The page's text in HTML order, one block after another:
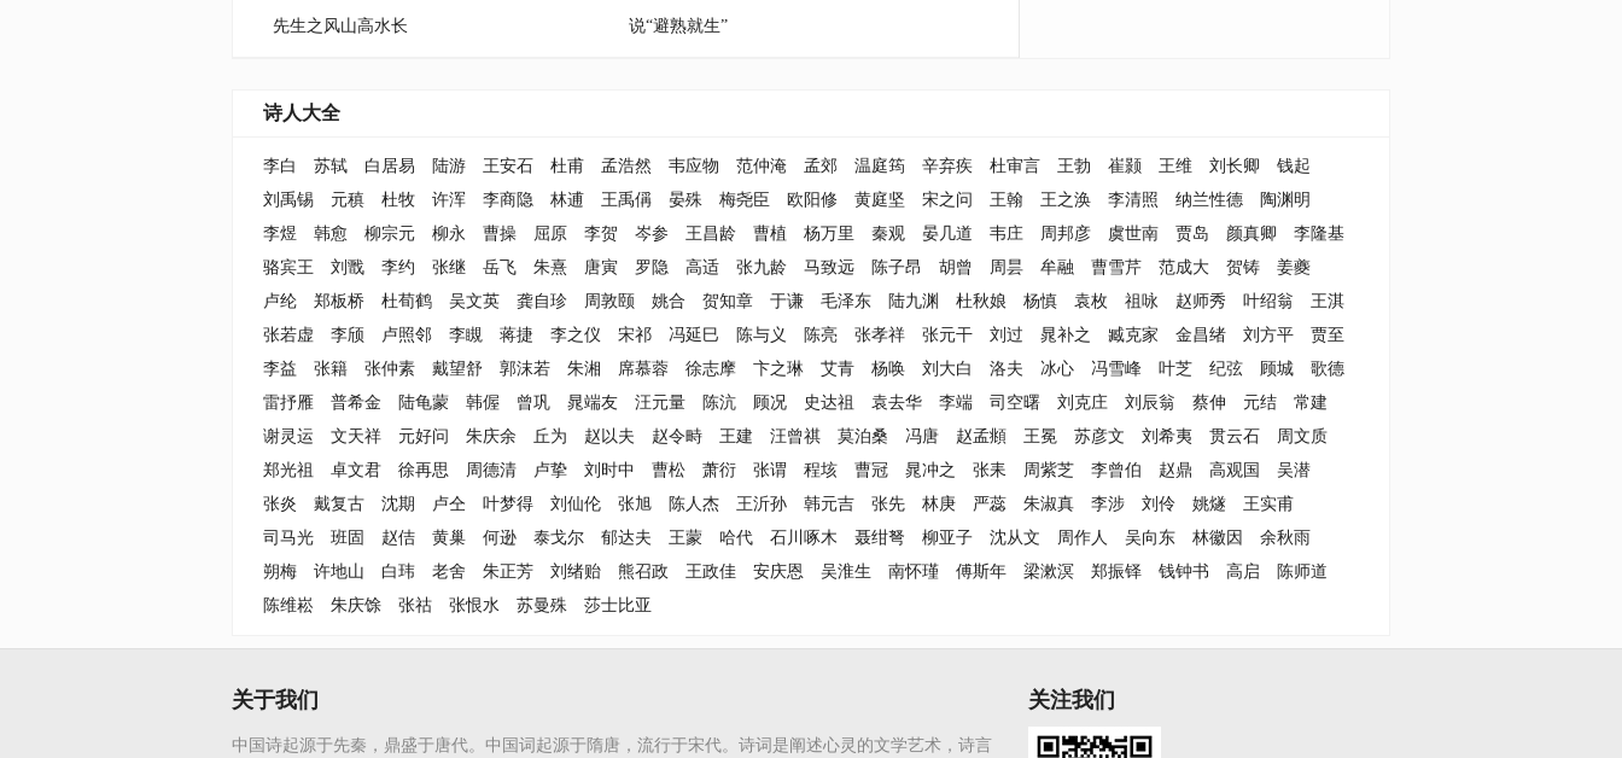
先生之风山高水长
说“避熟就生”
诗人大全
李白 苏轼 白居易 陆游 王安石 杜甫 孟浩然 韦应物 范仲淹 孟郊 温庭筠 辛弃疾 杜审言 王勃 崔颢 王维 刘长卿
钱起
刘禹锡
元稹 杜牧 许浑 李商隐 林逋 王禹偁 晏殊 梅尧臣 欧阳修 黄庭坚 宋之问 王翰 王之涣 李清照 纳兰性德
陶渊明
李煜
韩愈 柳宗元 柳永 曹操 屈原 李贺 岑参 王昌龄 曹植 杨万里 秦观 晏几道 韦庄 周邦彦 虞世南 贾岛 颜真卿
李隆基
骆宾王
刘戬 李约 张继 岳飞 朱熹 唐寅 罗隐 高适 张九龄 马致远 陈子昂 胡曾 周昙 牟融 曹雪芹 范成大 贺铸
姜夔
卢纶
郑板桥 杜荀鹤 吴文英 龚自珍 周敦颐 姚合 贺知章 于谦 毛泽东 陆九渊 杜秋娘 杨慎 袁枚 祖咏 赵师秀 叶绍翁
王淇
张若虚
李颀 卢照邻 李瞡 蒋捷 李之仪 宋祁 冯延巳 陈与义 陈亮 张孝祥 张元干 刘过 晁补之 臧克家 金昌绪 刘方平
贾至
李益
张籍 张仲素 戴望舒 郭沫若 朱湘 席慕蓉 徐志摩 卞之琳 艾青 杨唤 刘大白 洛夫 冰心 冯雪峰 叶芝 纪弦 顾城
歌德
雷抒雁
普希金 陆龟蒙 韩偓 曾巩 晁端友 汪元量 陈沆 顾况 史达祖 袁去华 李端 司空曙 刘克庄 刘辰翁 蔡伸 元结
常建
谢灵运
文天祥 元好问 朱庆余 丘为 赵以夫 赵令畤 王建 汪曾祺 莫泊桑 冯唐 赵孟頫 王冕 苏彦文 刘希夷 贯云石
周文质
郑光祖
卓文君 徐再思 周德清 卢挚 刘时中 曹松 萧衍 张谓 程垓 曹冠 晁冲之 张耒 周紫芝 李曾伯 赵鼎 高观国
吴潜
张炎
戴复古 沈期 卢仝 叶梦得 刘仙伦 张旭 陈人杰 王沂孙 韩元吉 张先 林庚 严蕊 朱淑真 李涉 刘伶 姚燧
王实甫
司马光
班固 赵佶 黄巢 何逊 泰戈尔 郁达夫 王蒙 哈代 石川啄木 聂绀弩 柳亚子 沈从文 周作人 吴向东 林徽因
余秋雨
朔梅
许地山 白玮 老舍 朱正芳 刘绪贻 熊召政 王政佳 安庆恩 吴淮生 南怀瑾 傅斯年 梁漱溟 郑振铎 钱钟书 高启
陈师道
陈维崧
朱庆馀 张祜 张恨水 苏曼殊 莎士比亚
关于我们
中国诗起源于先秦，鼎盛于唐代。中国词起源于隋唐，流行于宋代。诗词是阐述心灵的文学艺术，诗言
关注我们